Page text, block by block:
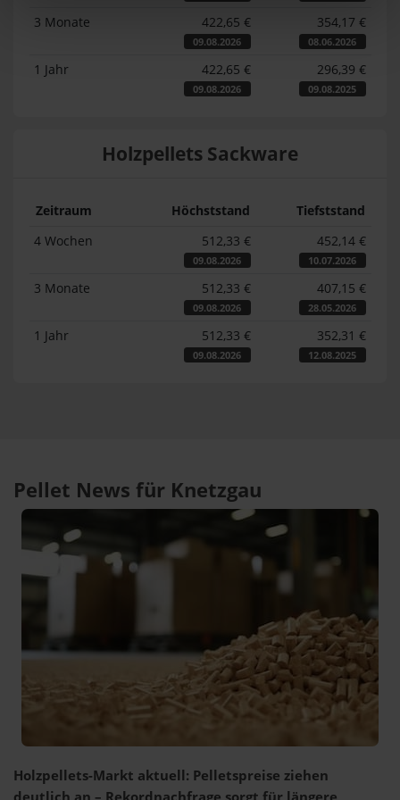
3 Monate 422,65 €
09.08.2026
354,17 €
08.06.2026
1 Jahr 422,65 €
09.08.2026
296,39 €
09.08.2025
Holzpellets Sackware
Zeitraum Höchststand
Tiefststand
4 Wochen
512,33 €
09.08.2026
452,14 €
10.07.2026
3 Monate 512,33 €
09.08.2026
407,15 €
28.05.2026
1 Jahr 512,33 €
09.08.2026
352,31 €
12.08.2025
Pellet News für Knetzgau
Holzpellets-Markt aktuell: Pelletspreise ziehen